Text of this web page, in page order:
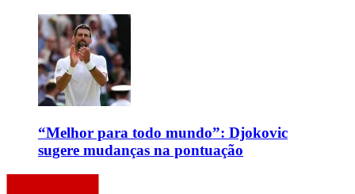
“Melhor para todo mundo”: Djokovic
sugere mudanças na pontuação